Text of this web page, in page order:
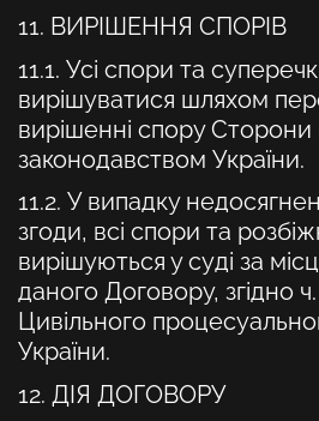
11. ВИРІШЕННЯ СПОРІВ
11.1. Усі спори та
вирішуватися шляхом
вирішенні спору
законодавством України.
11.2. У випадку
згоди, всі спори та
вирішуються у суді за
даного Договору, згідно
Цивільного
України.
12. ДІЯ ДОГОВОРУ